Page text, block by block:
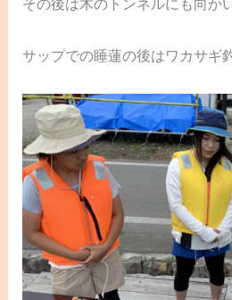
その後は木のトンネルにも向か
サップでの睡蓮の後はワカサギ